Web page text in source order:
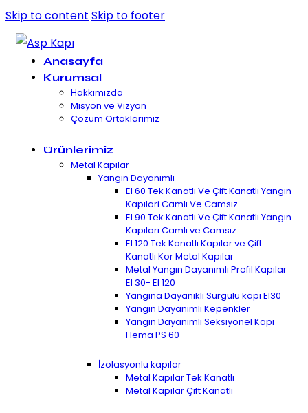
Skip to content Skip to footer
Anasayfa
Kurumsal
Hakkımızda
Misyon ve Vizyon
Çözüm Ortaklarımız
Ürünlerimiz
Metal Kapılar
Yangın Dayanımlı
EI 60 Tek Kanatlı Ve Çift Kanatlı Yangın
Kapılari Camlı Ve Camsız
EI 90 Tek Kanatlı Ve Çift Kanatlı Yangın
Kapıları Camlı ve Camsız
EI 120 Tek Kanatlı Kapılar ve Çift
Kanatlı Kor Metal Kapılar
Metal Yangın Dayanımlı Profil Kapılar
EI 30- EI 120
Yangına Dayanıklı Sürgülü kapı EI30
Yangın Dayanımlı Kepenkler
Yangın Dayanımlı Seksiyonel Kapı
Flema PS 60
İzolasyonlu kapılar
Metal Kapılar Tek Kanatlı
Metal Kapılar Çift Kanatlı